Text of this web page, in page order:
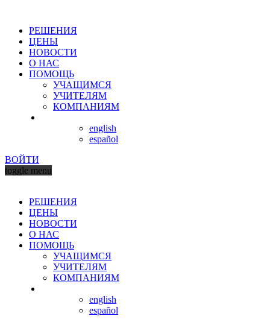
РЕШЕНИЯ
ЦЕНЫ
НОВОСТИ
О НАС
ПОМОЩЬ
УЧАЩИМСЯ
УЧИТЕЛЯМ
КОМПАНИЯМ
english
español
ВОЙТИ
toggle menu
РЕШЕНИЯ
ЦЕНЫ
НОВОСТИ
О НАС
ПОМОЩЬ
УЧАЩИМСЯ
УЧИТЕЛЯМ
КОМПАНИЯМ
english
español